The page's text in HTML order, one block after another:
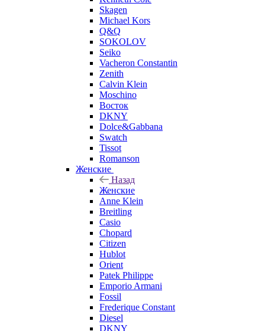
Skagen
Michael Kors
Q&Q
SOKOLOV
Seiko
Vacheron Constantin
Zenith
Calvin Klein
Moschino
Восток
DKNY
Dolce&Gabbana
Swatch
Tissot
Romanson
Женские
Назад
Женские
Anne Klein
Breitling
Casio
Chopard
Citizen
Hublot
Orient
Patek Philippe
Emporio Armani
Fossil
Frederique Constant
Diesel
DKNY